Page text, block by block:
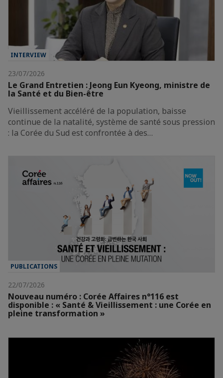
INTERVIEW
23/07/2026
Le Grand Entretien : Jeong Eun Kyeong, ministre de
la Santé et du Bien-être
Vieillissement accéléré de la population, baisse
continue de la natalité, système de santé sous pression
: la Corée du Sud est confrontée à des…
PUBLICATIONS
22/07/2026
Nouveau numéro : Corée Affaires n°116 est
disponible : « Santé & Vieillissement : une Corée en
pleine transformation »